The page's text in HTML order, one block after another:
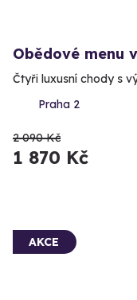
Obědové menu
Čtyři luxusní chody s
Praha 2
2 090 Kč
1 870 Kč
AKCE